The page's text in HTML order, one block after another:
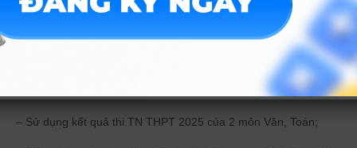
lớp 12 đạt loại Giỏi (Tốt).
1.2) 6 ngành
– Thí sinh có Chứng chỉ năng lực Tiếng Trung Quốc HSK4 trở
– Sử dụng kết quả thi TN THPT 2025 của 2 môn Văn, Toán;